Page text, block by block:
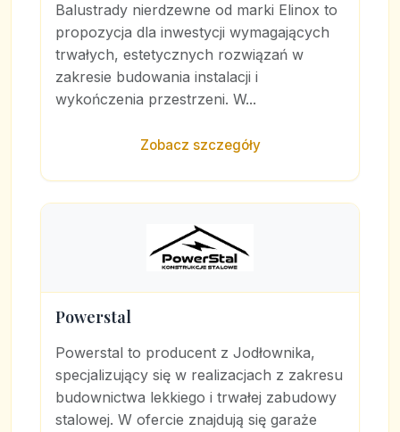
Balustrady nierdzewne od marki Elinox to
propozycja dla inwestycji wymagających
trwałych, estetycznych rozwiązań w
zakresie budowania instalacji i
wykończenia przestrzeni. W...
Zobacz szczegóły
Powerstal
Powerstal to producent z Jodłownika,
specjalizujący się w realizacjach z zakresu
budownictwa lekkiego i trwałej zabudowy
stalowej. W ofercie znajdują się garaże